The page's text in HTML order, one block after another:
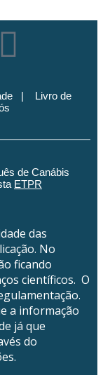
| Livro de
de Canábis
ETPR
das
No
ficando
científicos. O
a informação
já que
do